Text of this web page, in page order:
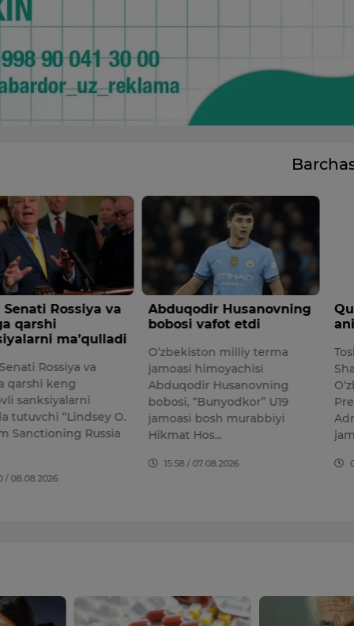
Rossiya va
ma’qulladi
Rossiya va
keng
“Lindsey O.
Russia
Abduqodir Husanovning
bobosi vafot etdi
O‘zbekiston milliy terma
jamoasi himoyachisi
Abduqodir Husanovning
bobosi, “Bunyodkor” U19
jamoasi bosh murabbiyi
Hikmat Hos…
15:58 / 07.08.2026
Qulay
aniq
jamoat
09:11 /